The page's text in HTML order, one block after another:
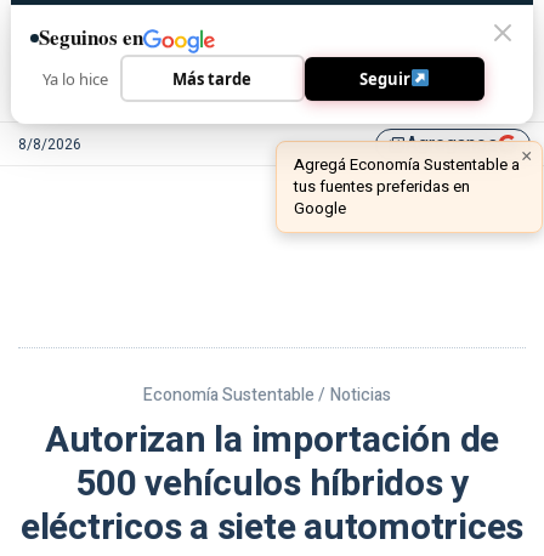
8/8/2026 library_addAgreganos
Economía Sustentable / Noticias
Autorizan la importación de
500 vehículos híbridos y
eléctricos a siete automotrices
Seguinos en
Ya lo hice Más tarde Seguir